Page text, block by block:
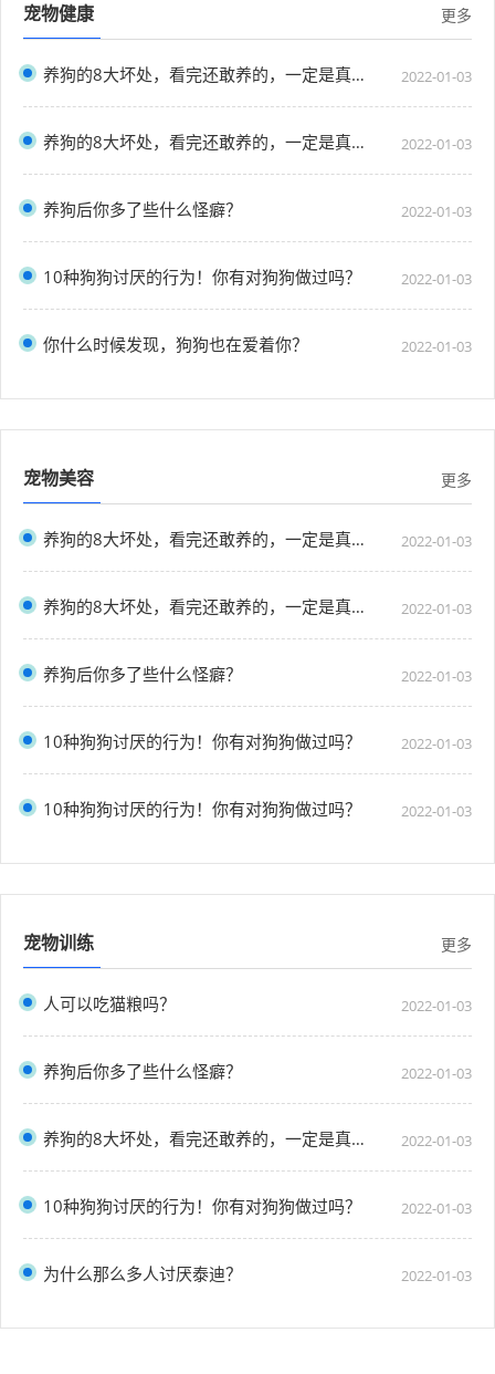
宠物健康 更多
养狗的8大坏处，看完还敢养的，一定是真爱了 2022-01-03
养狗的8大坏处，看完还敢养的，一定是真爱了 2022-01-03
养狗后你多了些什么怪癖？ 2022-01-03
10种狗狗讨厌的行为！你有对狗狗做过吗？ 2022-01-03
你什么时候发现，狗狗也在爱着你？ 2022-01-03
宠物美容 更多
养狗的8大坏处，看完还敢养的，一定是真爱了 2022-01-03
养狗的8大坏处，看完还敢养的，一定是真爱了 2022-01-03
养狗后你多了些什么怪癖？ 2022-01-03
10种狗狗讨厌的行为！你有对狗狗做过吗？ 2022-01-03
10种狗狗讨厌的行为！你有对狗狗做过吗？ 2022-01-03
宠物训练 更多
人可以吃猫粮吗？ 2022-01-03
养狗后你多了些什么怪癖？ 2022-01-03
养狗的8大坏处，看完还敢养的，一定是真爱了 2022-01-03
10种狗狗讨厌的行为！你有对狗狗做过吗？ 2022-01-03
为什么那么多人讨厌泰迪？ 2022-01-03